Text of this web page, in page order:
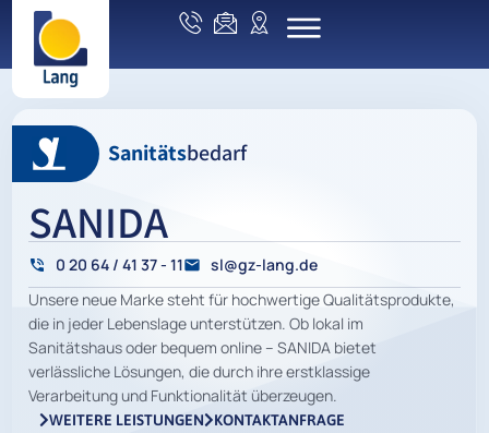
Sanitätsbedarf
SANIDA
0 20 64 / 41 37 - 11
sl@gz-lang.de
Unsere neue Marke steht für hochwertige Qualitätsprodukte,
die in jeder Lebenslage unterstützen. Ob lokal im
Sanitätshaus oder bequem online – SANIDA bietet
verlässliche Lösungen, die durch ihre erstklassige
Verarbeitung und Funktionalität überzeugen.
WEITERE LEISTUNGEN KONTAKTANFRAGE